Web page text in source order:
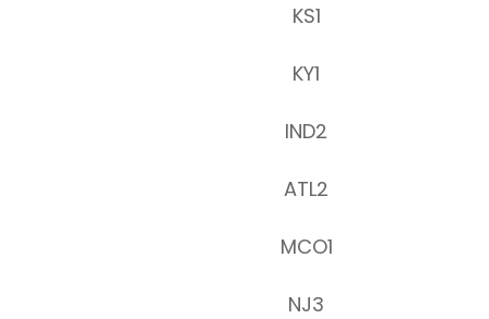
KS1
KY1
IND2
ATL2
MCO1
NJ3